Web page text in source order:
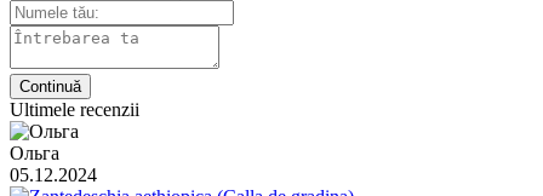
Continuă
Ultimele recenzii
Ольга
05.12.2024